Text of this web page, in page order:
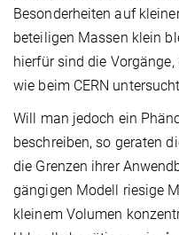
Besonderheiten auf
beteiligen Massen klein
hierfür sind die
wie beim CERN
Will man jedoch ein
beschreiben, so geraten
die Grenzen ihrer
gängigen Modell riesige
kleinem Volumen